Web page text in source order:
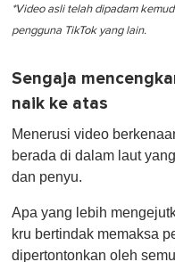
*Video asli telah dipadam
pengguna TikTok yang lain.
Sengaja
naik ke atas
Menerusi video
berada di dalam laut
dan penyu.
Apa yang lebih
kru bertindak memaksa
dipertontonkan oleh